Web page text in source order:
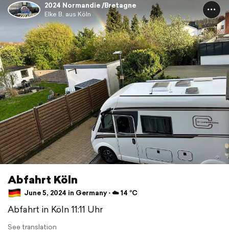
2024 Normandie /Bretagne
Elke B. aus Köln
Abfahrt Köln
June 5, 2024 in Germany ⋅ ☁️ 14 °C
Abfahrt in Köln 11:11 Uhr
See translation